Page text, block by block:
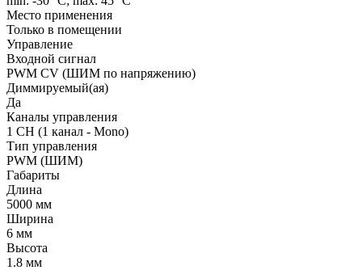
Место применения
Только в помещении
Управление
Входной сигнал
PWM СV (ШИМ по напряжению)
Диммируемый(ая)
Да
Каналы управления
1 CH (1 канал - Mono)
Тип управления
PWM (ШИМ)
Габариты
Длина
5000 мм
Ширина
6 мм
Высота
1.8 мм